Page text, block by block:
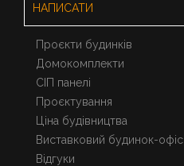
НАПИСАТИ
Проєкти будинків
Домокомплекти
СІП панелі
Проєктування
Ціна будівництва
Виставковий будинок-офіс
Відгуки